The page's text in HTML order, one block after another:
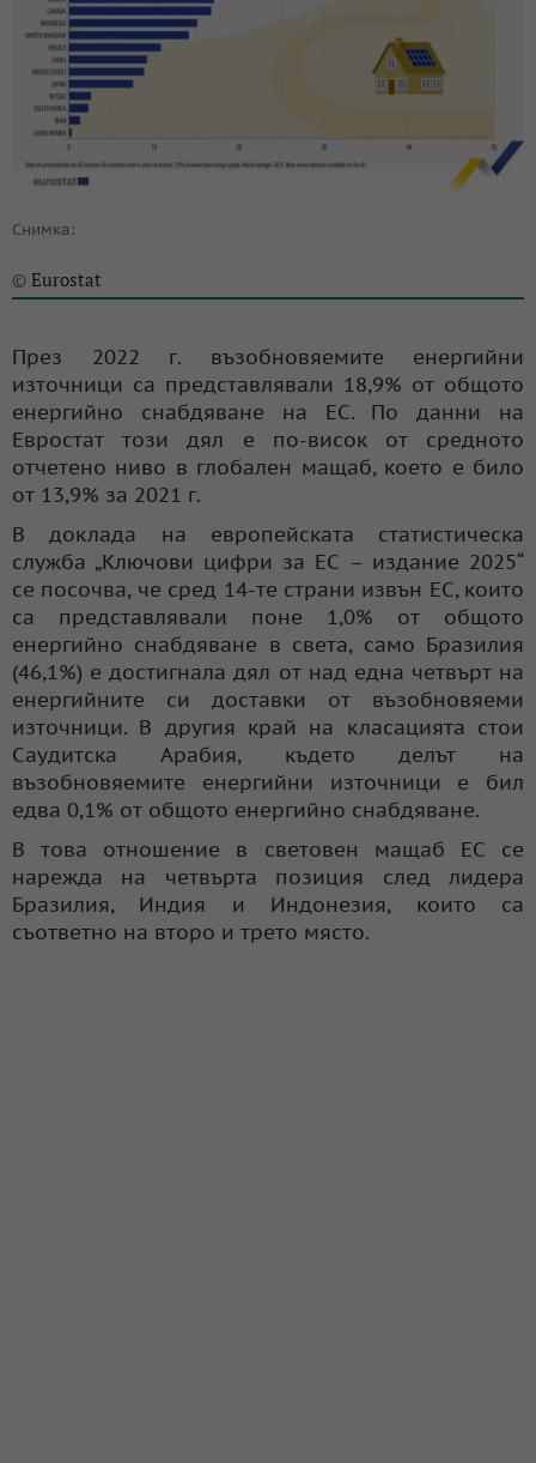
Снимка:
© Eurostat
През 2022 г. възобновяемите енергийни
източници са представлявали 18,9% от общото
енергийно снабдяване на ЕС. По данни на
Евростат този дял е по-висок от средното
отчетено ниво в глобален мащаб, което е било
от 13,9% за 2021 г.
В доклада на европейската статистическа
служба „Ключови цифри за ЕС – издание 2025“
се посочва, че сред 14-те страни извън ЕС, които
са представлявали поне 1,0% от общото
енергийно снабдяване в света, само Бразилия
(46,1%) е достигнала дял от над една четвърт на
енергийните си доставки от възобновяеми
източници. В другия край на класацията стои
Саудитска Арабия, където делът на
възобновяемите енергийни източници е бил
едва 0,1% от общото енергийно снабдяване.
В това отношение в световен мащаб ЕС се
нарежда на четвърта позиция след лидера
Бразилия, Индия и Индонезия, които са
съответно на второ и трето място.